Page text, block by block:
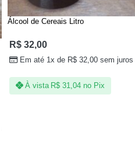
Álcool de Cereais Litro
R$32,00
Em até 1x de R$ 32,00 sem juros
À vista R$ 31,04 no Pix